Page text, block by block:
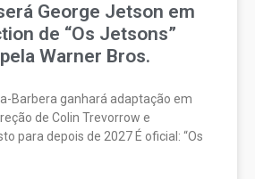
George Jetson em
de “Os Jetsons”
Warner Bros.
Barbera ganhará adaptação em
de Colin Trevorrow e
para depois de 2027 É oficial: “Os